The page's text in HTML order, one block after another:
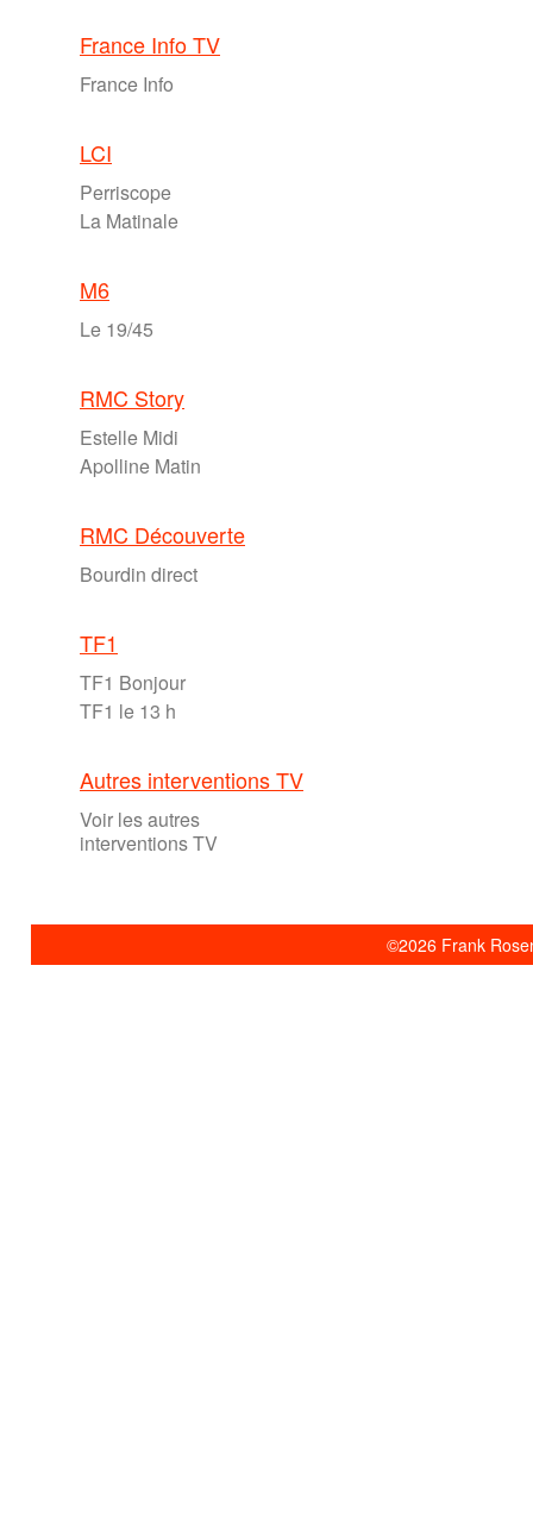
France Info TV
France Info
LCI
Perriscope
La Matinale
M6
Le 19/45
RMC Story
Estelle Midi
Apolline Matin
RMC Découverte
Bourdin direct
TF1
TF1 Bonjour
TF1 le 13 h
Autres interventions TV
Voir les autres
interventions TV
©2026 Frank